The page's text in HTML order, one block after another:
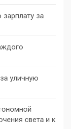
за
уличную
света и к